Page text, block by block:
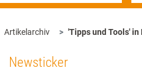
Artikelarchiv 'Tipps und Tools' in
Newsticker